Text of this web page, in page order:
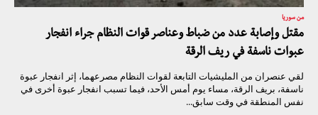
من سوريا
مقتل وإصابة عدد من ضباط وعناصر قوات النظام جراء انفجار
عبوات ناسفة في ريف الرقة
لقي عنصران من المليشيات التابعة لقوات النظام مصرعهما، إثر انفجار عبوة
ناسفة، بريف الرقة، مساء يوم أمس الأحد، فيما تسبب انفجار عبوة أخرى في
نفس المنطقة في وقت سابق...